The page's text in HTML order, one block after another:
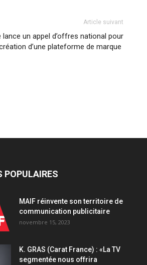
Article suivant
lance un appel d’offres national pour
d’une plateforme de marque
POPULAIRES
MAIF réinvente son territoire de
communication publicitaire
novembre 15, 2023
K. GRAS (Carat France) : «La TV
segmentée nous offrira